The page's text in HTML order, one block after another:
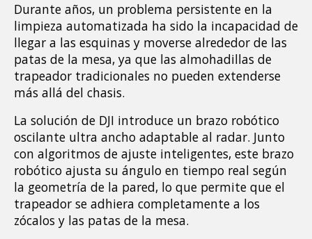
Durante años, un problema persistente en la
limpieza automatizada ha sido la incapacidad de
llegar a las esquinas y moverse alrededor de las
patas de la mesa, ya que las almohadillas de
trapeador tradicionales no pueden extenderse
más allá del chasis.
La solución de DJI introduce un brazo robótico
oscilante ultra ancho adaptable al radar. Junto
con algoritmos de ajuste inteligentes, este brazo
robótico ajusta su ángulo en tiempo real según
la geometría de la pared, lo que permite que el
trapeador se adhiera completamente a los
zócalos y las patas de la mesa.